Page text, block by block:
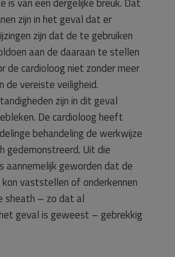
zijn in het geval dat er
zijn dat de te gebruiken
aan de daaraan te stellen
de cardioloog niet zonder meer
de vereiste veiligheid.
zijn in dit geval
De cardioloog heeft
behandeling de werkwijze
gedemonstreerd. Uit die
aannemelijk geworden dat de
vaststellen of onderkennen
sheath – zo dat al
geval is geweest – gebrekkig